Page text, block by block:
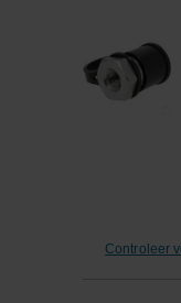
Controleer